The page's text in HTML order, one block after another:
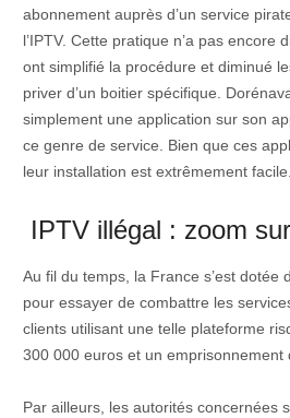
abonnement auprès d’un service
l’IPTV. Cette pratique n’a pas encore
ont simplifié la procédure et diminué
priver d’un boitier spécifique.
simplement une application sur son
ce genre de service. Bien que ces
leur installation est extrêmement facile.
IPTV illégal : zoom
Au fil du temps, la France s’est dotée
pour essayer de combattre les
clients utilisant une telle plateforme
300 000 euros et un emprisonnement
Par ailleurs, les autorités concernées